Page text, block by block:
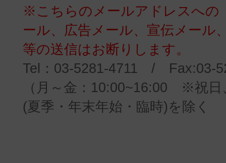
※こちらのメールアドレスへの
ール、広告メール、宣伝メール
等の送信はお断りします。
Tel：03-5281-4711 / Fax:03-
（月～金：10:00~16:00 ※祝日
(夏季・年末年始・臨時)を除く